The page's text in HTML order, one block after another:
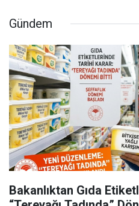
Gündem
Bakanlıktan Gıda